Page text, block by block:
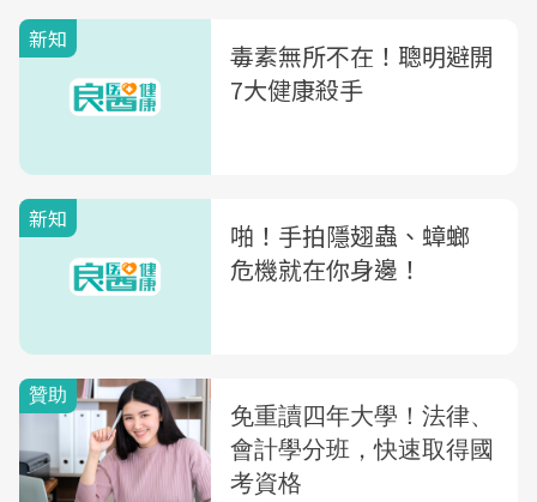
新知
毒素無所不在！聰明避開
7大健康殺手
新知
啪！手拍隱翅蟲、蟑螂
危機就在你身邊！